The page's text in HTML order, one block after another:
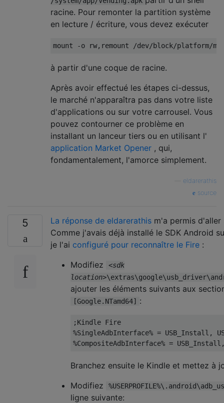
racine. Pour remonter la partition système
en lecture / écriture, vous devez exécuter
à partir d'une coque de racine.
Après avoir effectué les étapes ci-dessus,
le marché n'apparaîtra pas dans votre liste
d'applications ou sur votre carrousel. Vous
pouvez contourner ce problème en
installant un lanceur tiers ou en utilisant l'
application Market Opener , qui,
fondamentalement, l'amorce simplement.
eldarerathis
source
5 La réponse de eldarerathis m'a permis d'aller
Comme j'avais déjà installé le SDK Android
je l'ai configuré pour reconnaître le Fire :
Modifiez
<sdk
location>
ajouter les éléments suivants aux
[Google.NTamd64] :
;Kindle Fire
%SingleAdbInterface% = USB_Install,
Branchez ensuite le Kindle et mettez à
Modifiez
ligne suivante: